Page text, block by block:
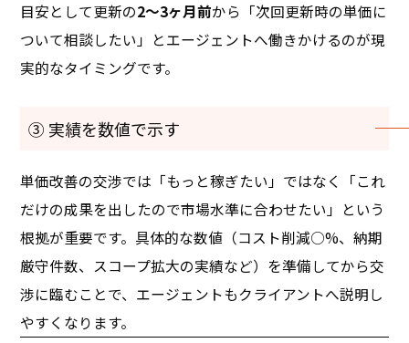
目安として更新の2〜3ヶ月前から「次回更新時の単価に
ついて相談したい」とエージェントへ働きかけるのが現
実的なタイミングです。
③ 実績を数値で示す
単価改善の交渉では「もっと稼ぎたい」ではなく「これ
だけの成果を出したので市場水準に合わせたい」という
根拠が重要です。具体的な数値（コスト削減○%、納期
厳守件数、スコープ拡大の実績など）を準備してから交
渉に臨むことで、エージェントもクライアントへ説明し
やすくなります。